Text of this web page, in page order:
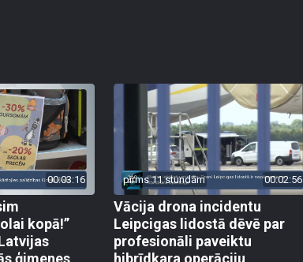
00:03:16
kopā!”
ģimenes
pirms 11 stundām 00:02:56
Vācija drona incidentu
Leipcigas lidostā dēvē par
profesionāli paveiktu
hibrīdkara operāciju